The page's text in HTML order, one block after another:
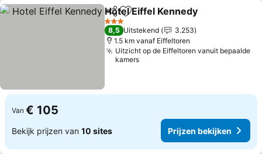
DelenToevoegen aan favorieten
Hotel Eiffel Kennedy
3 Sterren
8,5 Uitstekend
3.253
1.5 km vanaf Eiffeltoren
Uitzicht op de Eiffeltoren vanuit bepaalde
kamers
Van € 105
Bekijk prijzen van 10 sites Prijzen bekijken